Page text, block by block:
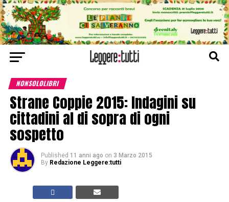
NONSOLOLIBRI
Strane Coppie 2015: Indagini su
cittadini al di sopra di ogni
sospetto
Published 11 anni ago on 3 Marzo 2015
By Redazione Leggere:tutti